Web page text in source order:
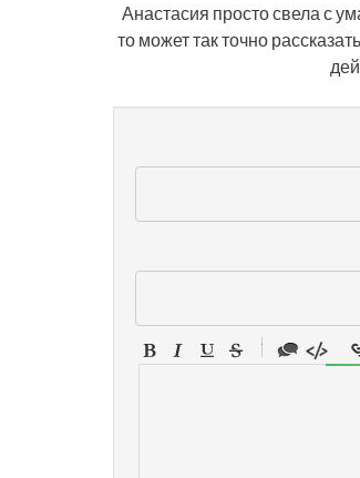
Анастасия просто свела с
то может так точно
-
-